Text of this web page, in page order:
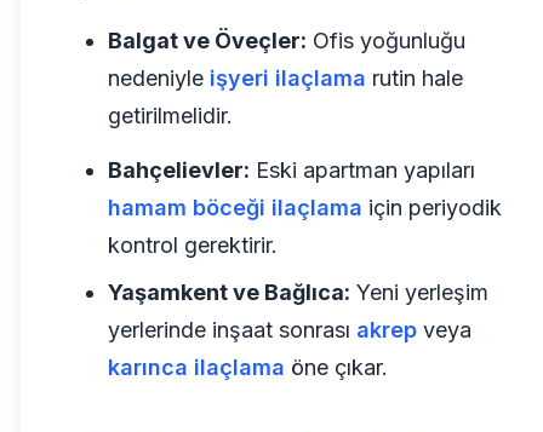
Balgat ve Öveçler: Ofis yoğunluğu
nedeniyle işyeri ilaçlama rutin hale
getirilmelidir.
Bahçelievler: Eski apartman yapıları
hamam böceği ilaçlama için periyodik
kontrol gerektirir.
Yaşamkent ve Bağlıca: Yeni yerleşim
yerlerinde inşaat sonrası akrep veya
karınca ilaçlama öne çıkar.